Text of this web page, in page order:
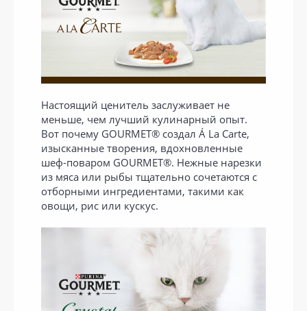
Настоящий ценитель заслуживает не
меньше, чем лучший кулинарный опыт.
Вот почему GOURMET® создал Á La Carte,
изысканные творения, вдохновленные
шеф-поваром GOURMET®. Нежные нарезки
из мяса или рыбы тщательно сочетаются с
отборными ингредиентами, такими как
овощи, рис или кускус.